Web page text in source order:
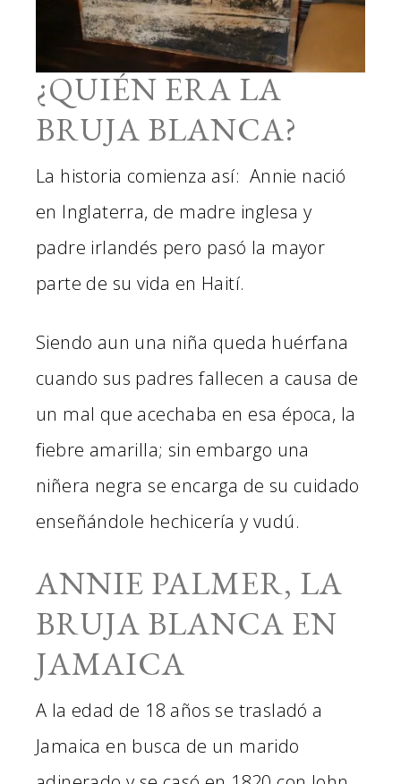
¿QUIÉN ERA LA
BRUJA BLANCA?
La historia comienza así: Annie nació
en Inglaterra, de madre inglesa y
padre irlandés pero pasó la mayor
parte de su vida en Haití.
Siendo aun una niña queda huérfana
cuando sus padres fallecen a causa de
un mal que acechaba en esa época, la
fiebre amarilla; sin embargo una
niñera negra se encarga de su cuidado
enseñándole hechicería y vudú.
ANNIE PALMER, LA
BRUJA BLANCA EN
JAMAICA
A la edad de 18 años se trasladó a
Jamaica en busca de un marido